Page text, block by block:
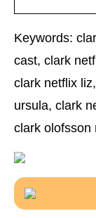
Keywords:
cast, clark
clark netflix
ursula, clark
clark olofsson